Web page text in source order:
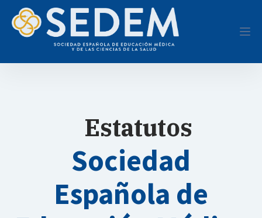
Estatutos
Sociedad
Española de